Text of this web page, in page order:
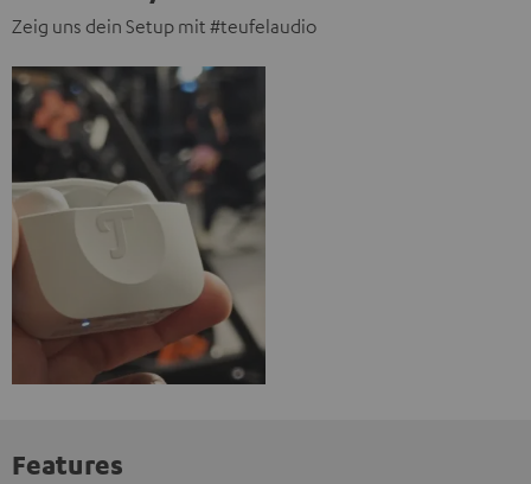
Zeig uns dein Setup mit #teufelaudio
Features